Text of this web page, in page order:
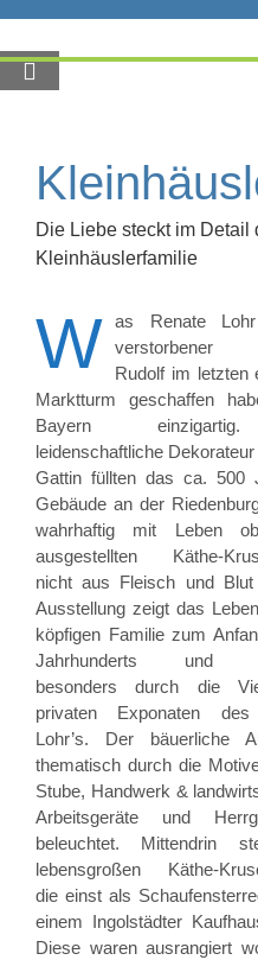
springen
Die Liebe steckt im Detail
Kleinhäuslerfamilie
W as Renate
verstorbener
Rudolf im letzten
Marktturm geschaffen
Bayern
leidenschaftliche
Gattin füllten das ca. 500
Gebäude an der
wahrhaftig mit Leben
ausgestellten Käthe-
nicht aus Fleisch und
Ausstellung zeigt das
köpfigen Familie zum
Jahrhunderts und
besonders durch die
privaten Exponaten des
Lohr’s. Der bäuerliche
thematisch durch die
Stube, Handwerk &
Arbeitsgeräte und
beleuchtet. Mittendrin
lebensgroßen Käthe-
die einst als
einem Ingolstädter
Diese waren ausrangiert